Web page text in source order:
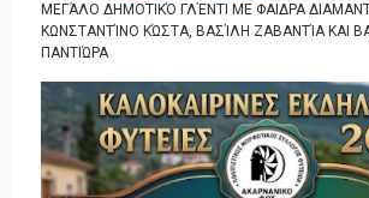
ΜΕΓΆΛΟ ΔΗΜΟΤΙΚΌ ΓΛΈΝΤΙ ΜΕ ΦΑΙΔΡΑ
ΚΩΝΣΤΑΝΤΊΝΟ ΚΏΣΤΑ, ΒΑΣΊΛΗ ΖΑΒΑΝΤΊΑ ΚΑΙ
ΠΑΝΤΙΏΡΑ